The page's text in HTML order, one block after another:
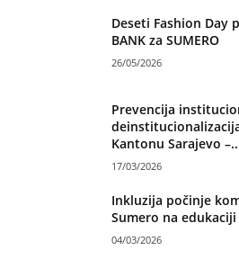
Deseti Fashion Day
BANK za SUMERO
26/05/2026
Prevencija
Kantonu Sarajevo
17/03/2026
Inkluzija počinje
Sumero na
04/03/2026